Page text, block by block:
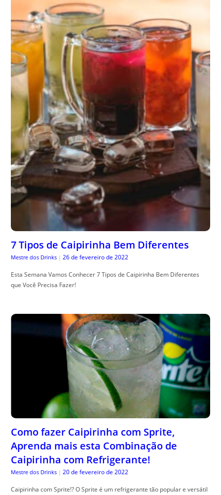
7 Tipos de Caipirinha Bem Diferentes
Mestre dos Drinks | 26 de fevereiro de 2022
Esta Semana Vamos Conhecer 7 Tipos de Caipirinha Bem Diferentes
que Você Precisa Fazer!
Como fazer Caipirinha com Sprite,
Aprenda mais esta Combinação de
Caipirinha com Refrigerante!
Mestre dos Drinks | 20 de fevereiro de 2022
Caipirinha com Sprite!? O Sprite é um refrigerante tão popular e versátil